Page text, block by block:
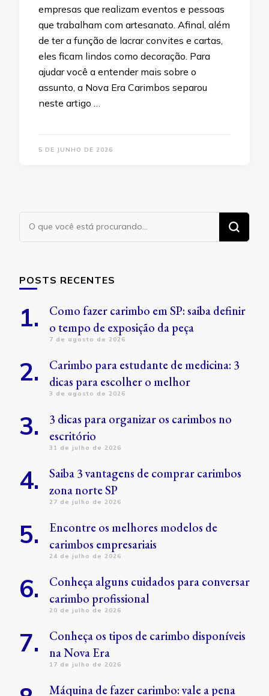
empresas que realizam eventos e pessoas
que trabalham com artesanato. Afinal, além
de ter a função de lacrar convites e cartas,
eles ficam lindos como decoração. Para
ajudar você a entender mais sobre o
assunto, a Nova Era Carimbos separou
neste artigo …
5 DE JUNHO DE 2026
Procurando
algo?
POSTS RECENTES
Como fazer carimbo em SP: saiba definir
o tempo de exposição da peça
7 de agosto de 2026
Carimbo para estudante de medicina: 3
dicas para escolher o melhor
3 de agosto de 2026
3 dicas para organizar os carimbos no
escritório
31 de julho de 2026
Saiba 3 vantagens de comprar carimbos
zona norte SP
27 de julho de 2026
Encontre os melhores modelos de
carimbos empresariais
24 de julho de 2026
Conheça alguns cuidados para conversar
carimbo profissional
20 de julho de 2026
Conheça os tipos de carimbo disponíveis
na Nova Era
17 de julho de 2026
Máquina de fazer carimbo: vale a pena